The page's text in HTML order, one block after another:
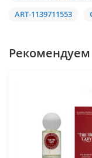
ART-1139711553